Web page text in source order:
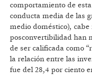
comportamiento de
conducta media de las
medio doméstico),
posconvertibilidad han
de ser calificada como
la relación entre las
fue del 28,4 por ciento